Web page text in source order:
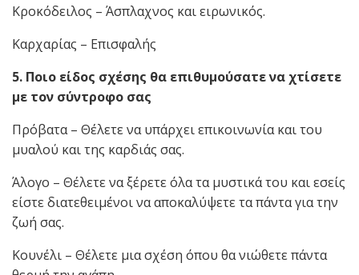
Κροκόδειλος – Άσπλαχνος και ειρωνικός.
Καρχαρίας – Επισφαλής
5. Ποιο είδος σχέσης θα επιθυμούσατε να χτίσετε
με τον σύντροφο σας
Πρόβατα – Θέλετε να υπάρχει επικοινωνία και του
μυαλού και της καρδιάς σας.
Άλογο – Θέλετε να ξέρετε όλα τα μυστικά του και εσείς
είστε διατεθειμένοι να αποκαλύψετε τα πάντα για την
ζωή σας.
Κουνέλι – Θέλετε μια σχέση όπου θα νιώθετε πάντα